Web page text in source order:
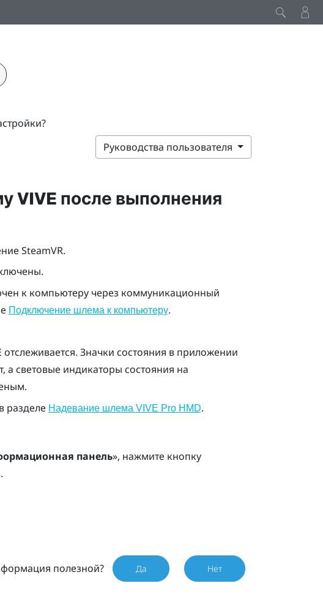
Руководства пользователя
VIVE после выполнения
SteamVR.
к компьютеру через коммуникационный
Подключение шлема к компьютеру.
отслеживается. Значки состояния в приложении
световые индикаторы состояния на
разделе Надевание шлема VIVE Pro HMD.
панель», нажмите кнопку
полезной? Да Нет